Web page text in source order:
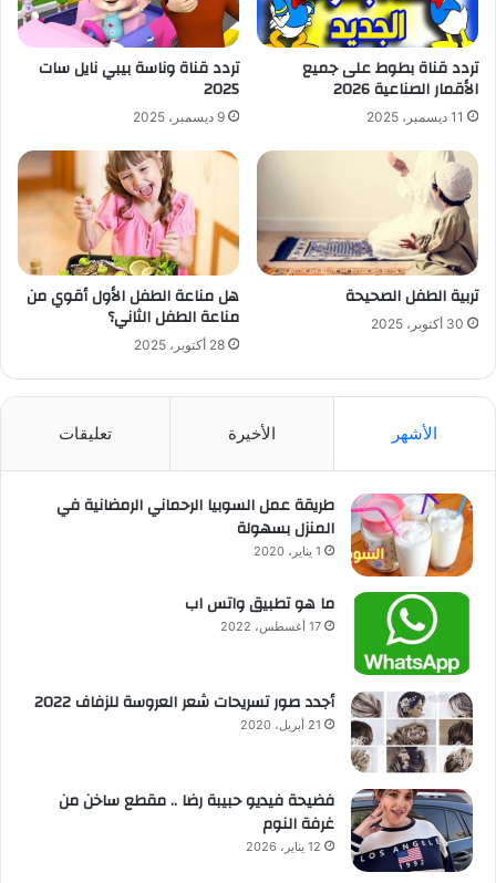
تردد قناة بطوط على جميع
الأقمار الصناعية 2026
11 ديسمبر، 2025
تردد قناة وناسة بيبي نايل سات
2025
9 ديسمبر، 2025
تربية الطفل الصحيحة
30 أكتوبر، 2025
هل مناعة الطفل الأول أقوي من
مناعة الطفل الثاني؟
28 أكتوبر، 2025
الأشهر الأخيرة تعليقات
طريقة عمل السوبيا الرحماني الرمضانية في
المنزل بسهولة
1 يناير، 2020
ما هو تطبيق واتس اب
17 أغسطس، 2022
أجدد صور تسريحات شعر العروسة للزفاف 2022
21 أبريل، 2020
فضيحة فيديو حبيبة رضا .. مقطع ساخن من
غرفة النوم
12 يناير، 2026